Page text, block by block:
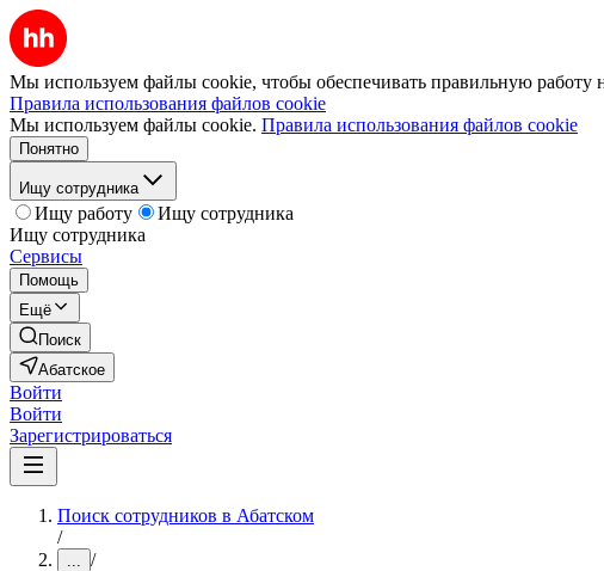
Мы используем файлы cookie, чтобы обеспечивать правильную работу
Правила использования файлов cookie
Мы используем файлы cookie. Правила использования файлов cookie
Понятно
Ищу сотрудника
Ищу работу
Ищу сотрудника
Ищу сотрудника
Сервисы
Помощь
Ещё
Поиск
Абатское
Войти
Войти
Зарегистрироваться
Поиск сотрудников в Абатском
/
... /